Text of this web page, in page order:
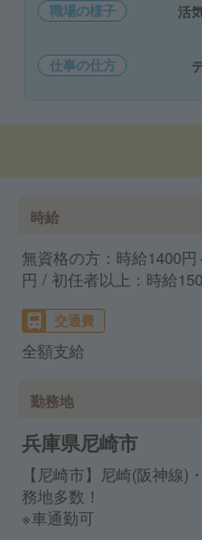
職場の様子 活
仕事の仕方
時給
無資格の方：時給1400
円 / 初任者以上：時給
交通費
全額支給
勤務地
兵庫県尼崎市
【尼崎市】尼崎(阪神線
務地多数！
※車通勤可